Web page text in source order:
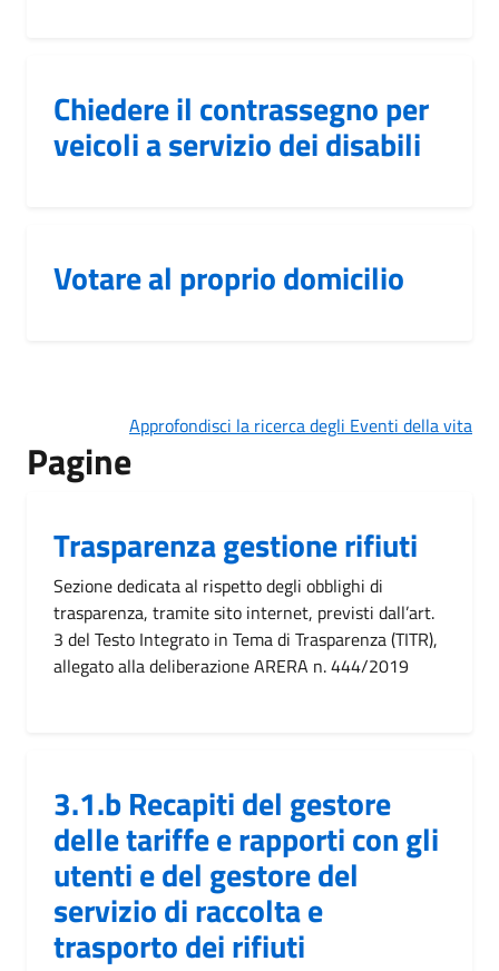
Chiedere il contrassegno per
veicoli a servizio dei disabili
Votare al proprio domicilio
Approfondisci la ricerca degli Eventi della vita
Pagine
Trasparenza gestione rifiuti
Sezione dedicata al rispetto degli obblighi di
trasparenza, tramite sito internet, previsti dall’art.
3 del Testo Integrato in Tema di Trasparenza (TITR),
allegato alla deliberazione ARERA n. 444/2019
3.1.b Recapiti del gestore
delle tariffe e rapporti con gli
utenti e del gestore del
servizio di raccolta e
trasporto dei rifiuti